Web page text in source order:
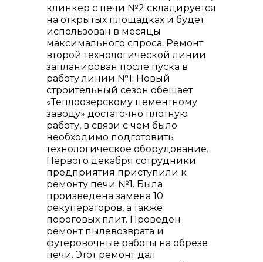
+7 (423) 234 50 50
info@vostokcement.ru
клинкер с печи №2 складируется
на открытых площадках и будет
использован в месяцы
максимального спроса. Ремонт
второй технологической линии
запланирован после пуска в
работу линии №1. Новый
строительный сезон обещает
«Теплоозерскому цементному
заводу» достаточно плотную
работу, в связи с чем было
необходимо подготовить
технологическое оборудование.
Первого декабря сотрудники
предприятия приступили к
ремонту печи №1. Была
произведена замена 10
рекуператоров, а также
пороговых плит. Проведен
ремонт пылевозврата и
футеровочные работы на обрезе
печи. Этот ремонт дал